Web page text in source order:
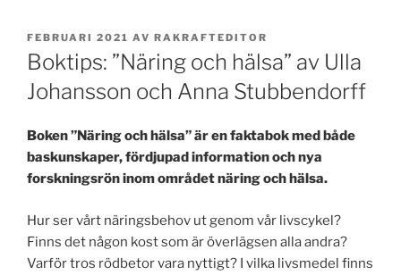
PUBLICERAT
FEBRUARI 2021 AV RAKRAFTEDITOR
Boktips: ”Näring och hälsa” av Ulla
Johansson och Anna Stubbendorff
Boken ”Näring och hälsa” är en faktabok med både
baskunskaper, fördjupad information och nya
forskningsrön inom området näring och hälsa.
Hur ser vårt näringsbehov ut genom vår livscykel?
Finns det någon kost som är överlägsen alla andra?
Varför tros rödbetor vara nyttigt? I vilka livsmedel finns